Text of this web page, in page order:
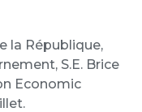
la République,
S.E. Brice
Economic